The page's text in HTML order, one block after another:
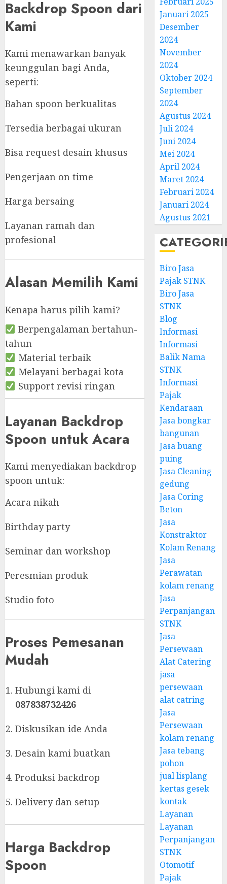
Backdrop Spoon dari
Kami
Kami menawarkan banyak
keunggulan bagi Anda,
seperti:
Bahan spoon berkualitas
Tersedia berbagai ukuran
Bisa request desain khusus
Pengerjaan on time
Harga bersaing
Layanan ramah dan
profesional
Alasan Memilih Kami
Kenapa harus pilih kami?
Berpengalaman bertahun-
tahun
Material terbaik
Melayani berbagai kota
Support revisi ringan
Layanan Backdrop
Spoon untuk Acara
Kami menyediakan backdrop
spoon untuk:
Acara nikah
Birthday party
Seminar dan workshop
Peresmian produk
Studio foto
Proses Pemesanan
Mudah
Hubungi kami di
087838732426
Diskusikan ide Anda
Desain kami buatkan
Produksi backdrop
Delivery dan setup
Harga Backdrop
Spoon
Januari 2025
Desember
2024
November
2024
Oktober 2024
September
2024
Agustus 2024
Juli 2024
Juni 2024
Mei 2024
April 2024
Maret 2024
Februari 2024
Januari 2024
Agustus 2021
Biro Jasa
Pajak STNK
Biro Jasa
STNK
Blog
Informasi
Informasi
Balik Nama
STNK
Informasi
Pajak
Kendaraan
Jasa bongkar
bangunan
Jasa buang
puing
Jasa Cleaning
gedung
Jasa Coring
Beton
Jasa
Konstraktor
Kolam Renang
Jasa
Perawatan
kolam renang
Jasa
Perpanjangan
STNK
Jasa
Persewaan
Alat Catering
jasa
persewaan
alat catring
Jasa
Persewaan
kolam renang
Jasa tebang
pohon
jual lisplang
kertas gesek
kontak
Layanan
Layanan
Perpanjangan
STNK
Otomotif
Pajak